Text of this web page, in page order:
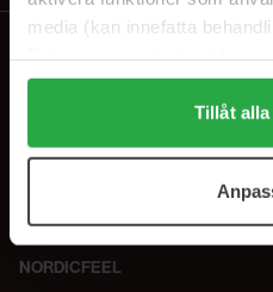
media (kan innefatta
Genom att trycka på "Tillåt
alla cookies, medan du
användningen av cookies.
samt vår Integritetspolicy.
Tillåt
NORDICFEEL